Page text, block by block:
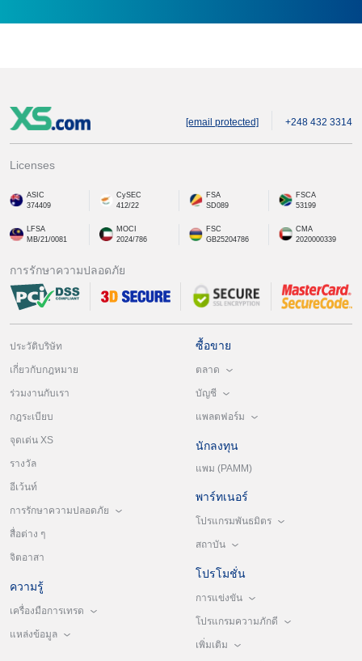
[email protected] +248 432 3314
Licenses
ASIC
374409
CySEC
412/22
FSA
SD089
FSCA
53199
LFSA
MB/21/0081
MOCI
2024/786
FSC
GB25204786
CMA
2020000339
การรักษาความปลอดภัย
ประวัติบริษัท
เกี่ยวกับกฎหมาย
ร่วมงานกับเรา
กฎระเบียบ
จุดเด่น XS
รางวัล
อีเว้นท์
การรักษาความปลอดภัย
สื่อต่าง ๆ
จิตอาสา
ความรู้
เครื่องมือการเทรด
แหล่งข้อมูล
ซื้อขาย
ตลาด
บัญชี
แพลตฟอร์ม
นักลงทุน
แพม (PAMM)
พาร์ทเนอร์
โปรแกรมพันธมิตร
สถาบัน
โปรโมชั่น
การแข่งขัน
โปรแกรมความภักดี
เพิ่มเติม